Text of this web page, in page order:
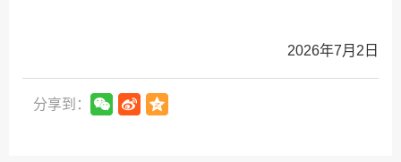
2026年7月2日
分享到：